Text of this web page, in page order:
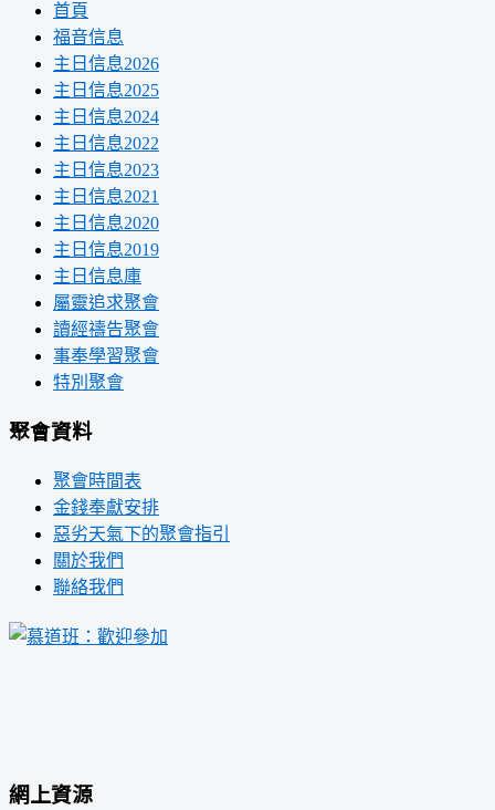
首頁
福音信息
主日信息2026
主日信息2025
主日信息2024
主日信息2022
主日信息2023
主日信息2021
主日信息2020
主日信息2019
主日信息庫
屬靈追求聚會
讀經禱告聚會
事奉學習聚會
特別聚會
聚會資料
聚會時間表
金錢奉獻安排
惡劣天氣下的聚會指引
關於我們
聯絡我們
網上資源